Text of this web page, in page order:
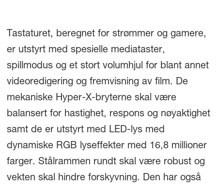
Tastaturet, beregnet for strømmer og gamere,
er utstyrt med spesielle mediataster,
spillmodus og et stort volumhjul for blant annet
videoredigering og fremvisning av film. De
mekaniske Hyper-X-bryterne skal være
balansert for hastighet, respons og nøyaktighet
samt de er utstyrt med LED-lys med
dynamiske RGB lyseffekter med 16,8 millioner
farger. Stålrammen rundt skal være robust og
vekten skal hindre forskyvning. Den har også